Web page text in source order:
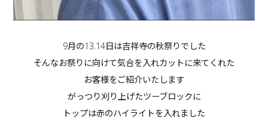
9月の13.14日は吉祥寺の秋祭りでした
そんなお祭りに向けて気合を入れカットに来てくれた
お客様をご紹介いたします
がっつり刈り上げたツーブロックに
トップは赤のハイライトを入れました